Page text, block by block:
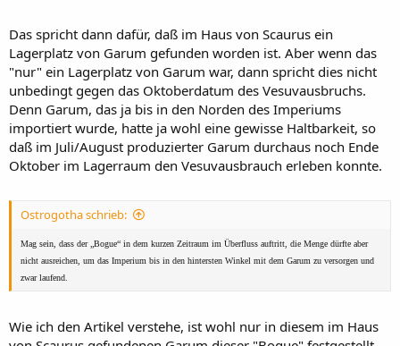
Das spricht dann dafür, daß im Haus von Scaurus ein
Lagerplatz von Garum gefunden worden ist. Aber wenn das
"nur" ein Lagerplatz von Garum war, dann spricht dies nicht
unbedingt gegen das Oktoberdatum des Vesuvausbruchs.
Denn Garum, das ja bis in den Norden des Imperiums
importiert wurde, hatte ja wohl eine gewisse Haltbarkeit, so
daß im Juli/August produzierter Garum durchaus noch Ende
Oktober im Lagerraum den Vesuvausbrauch erleben konnte.
Ostrogotha schrieb:
Mag sein, dass der „Bogue“ in dem kurzen Zeitraum im Überfluss auftritt, die Menge dürfte aber
nicht ausreichen, um das Imperium bis in den hintersten Winkel mit dem Garum zu versorgen und
zwar laufend.
Wie ich den Artikel verstehe, ist wohl nur in diesem im Haus